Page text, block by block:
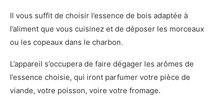
Il vous suffit de choisir l’essence de bois adaptée à
l’aliment que vous cuisinez et de déposer les morceaux
ou les copeaux dans le charbon.
L’appareil s’occupera de faire dégager les arômes de
l’essence choisie, qui iront parfumer votre pièce de
viande, votre poisson, voire votre fromage.